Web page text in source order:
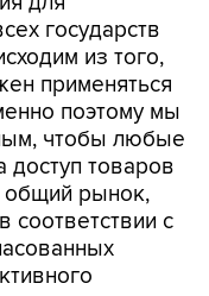
из того,
применяться
поэтому мы
чтобы любые
доступ товаров
общий рынок,
соответствии с